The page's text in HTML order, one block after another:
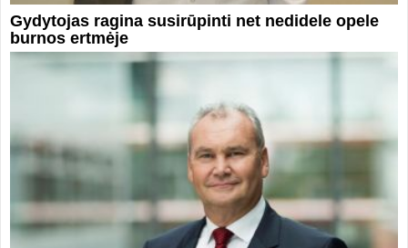
Gydytojas ragina susirūpinti net nedidele opele
burnos ertmėje